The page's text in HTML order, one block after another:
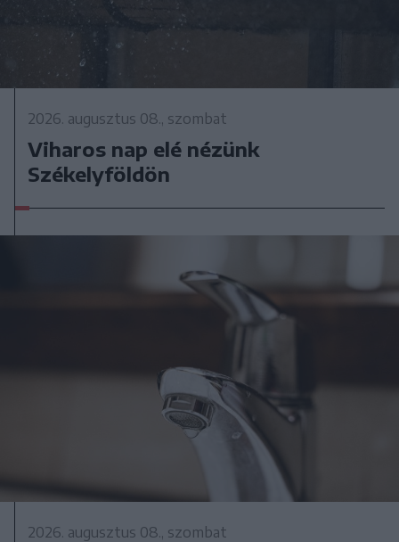
2026. augusztus 08., szombat
Viharos nap elé nézünk
Székelyföldön
2026. augusztus 08., szombat